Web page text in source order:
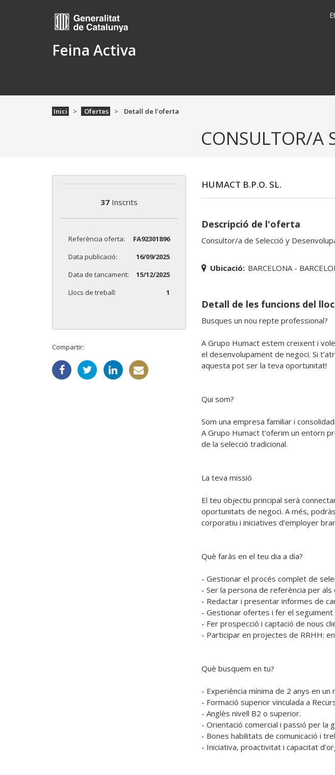
Feina Activa
Inici Ofertes Detall de l'oferta
CONSULTOR/A
37Inscrits
Referència oferta:
FA92301896
Data publicació:
16/09/2025
Data de tancament:
15/12/2025
Llocs de treball:
1
Compartir:
HUMACT B.P.O. SL.
Descripció de l'oferta
Consultor/a de Selecció y
Ubicació: BARCELONA -
Detall de les funcions del
Busques un nou repte professional?
A Grupo Humact estem creixent i
el desenvolupament de negoci. Si
aquesta pot ser la teva oportunitat!
Qui som?
Som una empresa familiar i
A Grupo Humact t’oferim un entorn
de la selecció tradicional.
La teva missió
El teu objectiu principal serà
oportunitats de negoci. A més,
corporatiu i iniciatives d’employer
Què faràs en el teu dia a dia?
- Gestionar el procés complet de
- Ser la persona de referència per
- Redactar i presentar informes de
- Gestionar ofertes i fer el seguiment
- Fer prospecció i captació de nous
- Participar en projectes de RRHH:
Què busquem en tu?
- Experiència mínima de 2 anys en un
- Formació superior vinculada a
- Anglès nivell B2 o superior.
- Orientació comercial i passió per la
- Bones habilitats de comunicació i
- Iniciativa, proactivitat i capacitat